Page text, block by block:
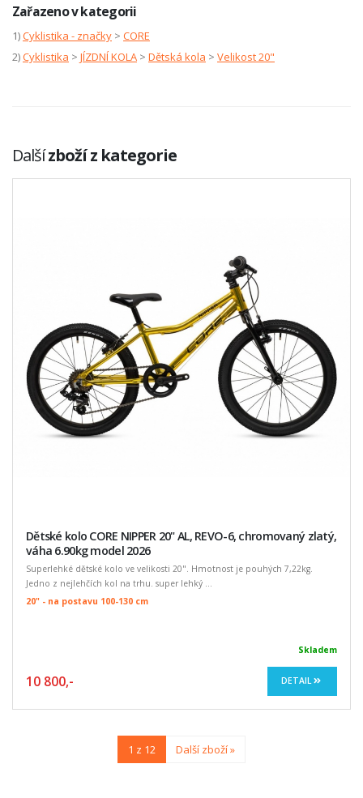
Zařazeno v kategorii
1)Cyklistika - značky > CORE
2)Cyklistika > JÍZDNÍ KOLA > Dětská kola > Velikost 20"
Dalšízboží z kategorie
Dětské kolo CORE NIPPER 20" AL, REVO-6, chromovaný zlatý,
váha 6.90kg model 2026
Superlehké dětské kolo ve velikosti 20". Hmotnost je pouhých 7,22kg.
Jedno z nejlehčích kol na trhu. super lehký ...
20" - na postavu 100-130 cm
Skladem
10 800,- DETAIL
1 z 12 Další zboží »